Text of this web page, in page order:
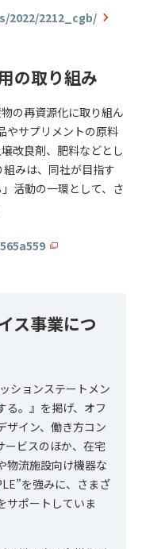
2212_cgb/
の取り組み
の再資源化に取り組ん
やサプリメントの原料
改良剤、肥料などとし
みは、同社が目指す
活動の一環として、さ
ス事業につ
ションステートメン
る。』を掲げ、オフ
ザイン、働き方コン
ービスのほか、在宅
物流施設向け機器な
を強みに、さまざ
サポートしていま